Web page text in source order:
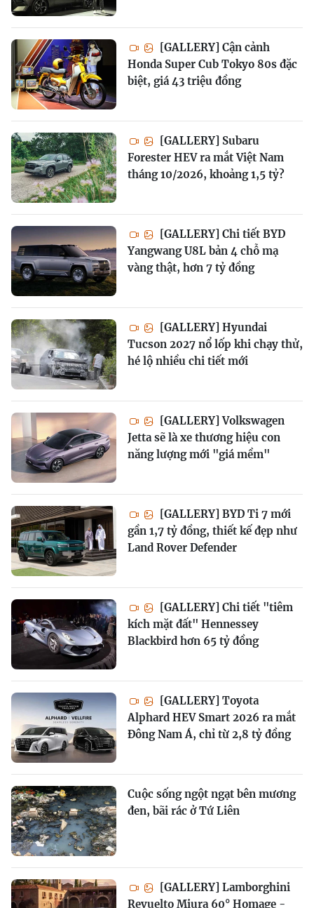
[GALLERY] Cận cảnh
Honda Super Cub Tokyo 80s đặc
biệt, giá 43 triệu đồng
[GALLERY] Subaru
Forester HEV ra mắt Việt Nam
tháng 10/2026, khoảng 1,5 tỷ?
[GALLERY] Chi tiết BYD
Yangwang U8L bản 4 chỗ mạ
vàng thật, hơn 7 tỷ đồng
[GALLERY] Hyundai
Tucson 2027 nổ lốp khi chạy thử,
hé lộ nhiều chi tiết mới
[GALLERY] Volkswagen
Jetta sẽ là xe thương hiệu con
năng lượng mới "giá mềm"
[GALLERY] BYD Ti 7 mới
gần 1,7 tỷ đồng, thiết kế đẹp như
Land Rover Defender
[GALLERY] Chi tiết "tiêm
kích mặt đất" Hennessey
Blackbird hơn 65 tỷ đồng
[GALLERY] Toyota
Alphard HEV Smart 2026 ra mắt
Đông Nam Á, chỉ từ 2,8 tỷ đồng
Cuộc sống ngột ngạt bên mương
đen, bãi rác ở Tứ Liên
[GALLERY] Lamborghini
Revuelto Miura 60° Homage -